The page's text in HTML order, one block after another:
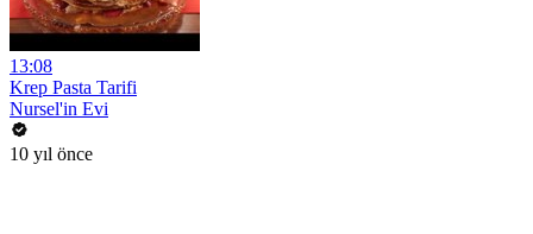
13:08
Krep Pasta Tarifi
Nursel'in Evi
10 yıl önce